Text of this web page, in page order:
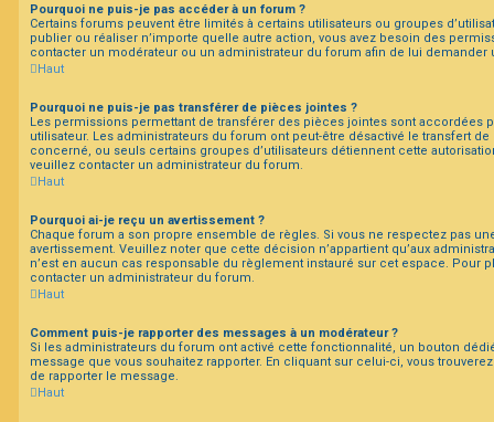
Pourquoi ne puis-je pas accéder à un forum ?
Certains forums peuvent être limités à certains utilisateurs ou groupes
publier ou réaliser n’importe quelle autre action, vous avez besoin des
contacter un modérateur ou un administrateur du forum afin de lui demander
Haut
Pourquoi ne puis-je pas transférer de pièces jointes ?
Les permissions permettant de transférer des pièces jointes sont accordées
utilisateur. Les administrateurs du forum ont peut-être désactivé le transfert
concerné, ou seuls certains groupes d’utilisateurs détiennent cette
veuillez contacter un administrateur du forum.
Haut
Pourquoi ai-je reçu un avertissement ?
Chaque forum a son propre ensemble de règles. Si vous ne respectez pas
avertissement. Veuillez noter que cette décision n’appartient qu’aux
n’est en aucun cas responsable du règlement instauré sur cet espace. Pour
contacter un administrateur du forum.
Haut
Comment puis-je rapporter des messages à un modérateur ?
Si les administrateurs du forum ont activé cette fonctionnalité, un bouton
message que vous souhaitez rapporter. En cliquant sur celui-ci, vous
de rapporter le message.
Haut